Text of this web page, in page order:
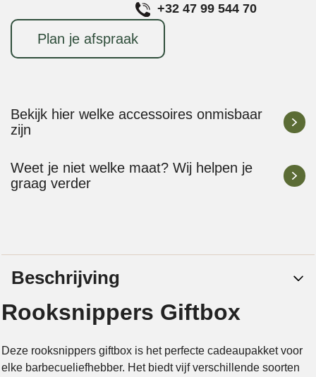
-
-
+32 47 99 544 70
Plan je afspraak
Bekijk hier welke accessoires onmisbaar
zijn
Weet je niet welke maat? Wij helpen je
graag verder
Beschrijving
Rooksnippers Giftbox
Deze rooksnippers giftbox is het perfecte cadeaupakket voor
elke barbecueliefhebber. Het biedt vijf verschillende soorten